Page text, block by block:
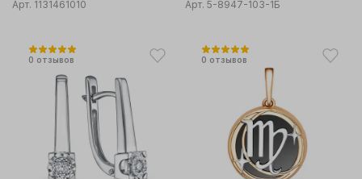
проба, вставка фианит
Арт. 1131461010
проба
Арт. 5-8947-103-1Б
0 отзывов 0 отзывов